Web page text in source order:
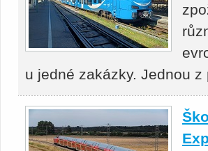
u jedné zakázky. Jednou